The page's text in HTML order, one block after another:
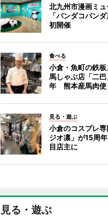
北九州市漫画ミ
「パンダコパン
初開催
食べる
小倉・魚町の鉄
馬しゃぶ店「二
年 熊本産馬肉使
見る・遊ぶ
小倉のコスプレ専
ジオ凛」が15周
目店主に
見る・遊ぶ